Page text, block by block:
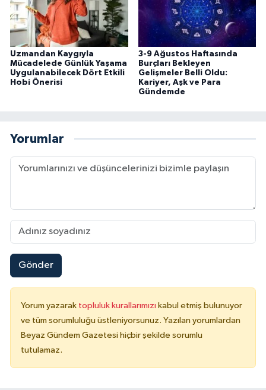
Uzmandan Kaygıyla
Mücadelede Günlük Yaşama
Uygulanabilecek Dört Etkili
Hobi Önerisi
3-9 Ağustos Haftasında
Burçları Bekleyen
Gelişmeler Belli Oldu:
Kariyer, Aşk ve Para
Gündemde
Yorumlar
Gönder
Yorum yazarak topluluk kurallarımızı kabul etmiş bulunuyor
ve tüm sorumluluğu üstleniyorsunuz. Yazılan yorumlardan
Beyaz Gündem Gazetesi hiçbir şekilde sorumlu
tutulamaz.